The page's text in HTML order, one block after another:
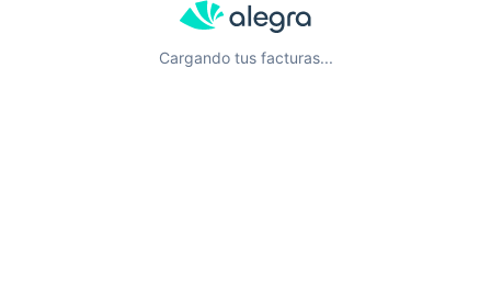
Cargando tus facturas...